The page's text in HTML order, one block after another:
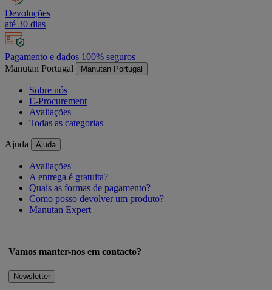
Devoluções
até 30 dias
Pagamento e dados 100% seguros
Manutan Portugal
Manutan Portugal
Sobre nós
E-Procurement
Avaliações
Todas as categorias
Ajuda Ajuda
Avaliações
A entrega é gratuita?
Quais as formas de pagamento?
Como posso devolver um produto?
Manutan Expert
Vamos manter-nos em contacto?
Newsletter